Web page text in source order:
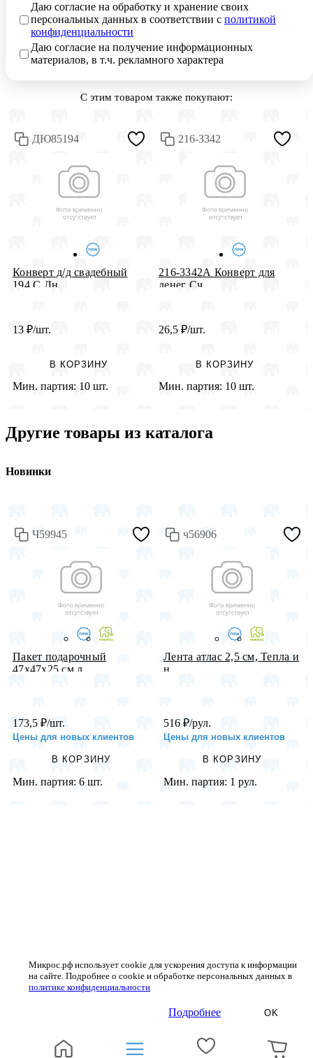
Даю согласие на обработку и хранение своих
персональных данных в соответствии с политикой
конфиденциальности
Даю согласие на получение информационных
материалов, в т.ч. рекламного характера
С этим товаром также покупают:
ДЮ85194
Конверт д/д свадебный
194 С Дн...
13 ₽/шт.
В КОРЗИНУ
Мин. партия: 10 шт.
216-3342
216-3342А Конверт для
денег Сч...
26,5 ₽/шт.
В КОРЗИНУ
Мин. партия: 10 шт.
Другие товары из каталога
Новинки
Ч59945
Пакет подарочный
47х47х25 см л...
173,5 ₽/шт.
Цены для новых клиентов
В КОРЗИНУ
Мин. партия: 6 шт.
ч56906
Лента атлас 2,5 см, Тепла и
н...
516 ₽/рул.
Цены для новых клиентов
В КОРЗИНУ
Мин. партия: 1 рул.
Микрос.рф использует cookie для ускорения доступа к информации
на сайте. Подробнее о cookie и обработке персональных данных в
политике конфиденциальности
Подробнее OK